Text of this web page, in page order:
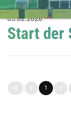
05.02.2026
Start der
1